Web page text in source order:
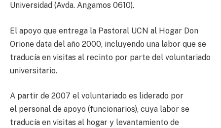
Universidad (Avda. Angamos 0610).
El apoyo que entrega la Pastoral UCN al Hogar Don
Orione data del año 2000, incluyendo una labor que se
traducía en visitas al recinto por parte del voluntariado
universitario.
A partir de 2007 el voluntariado es liderado por
el personal de apoyo (funcionarios), cuya labor se
traducía en visitas al hogar y levantamiento de